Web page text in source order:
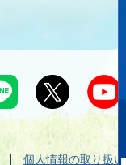
個人情報の取り扱い